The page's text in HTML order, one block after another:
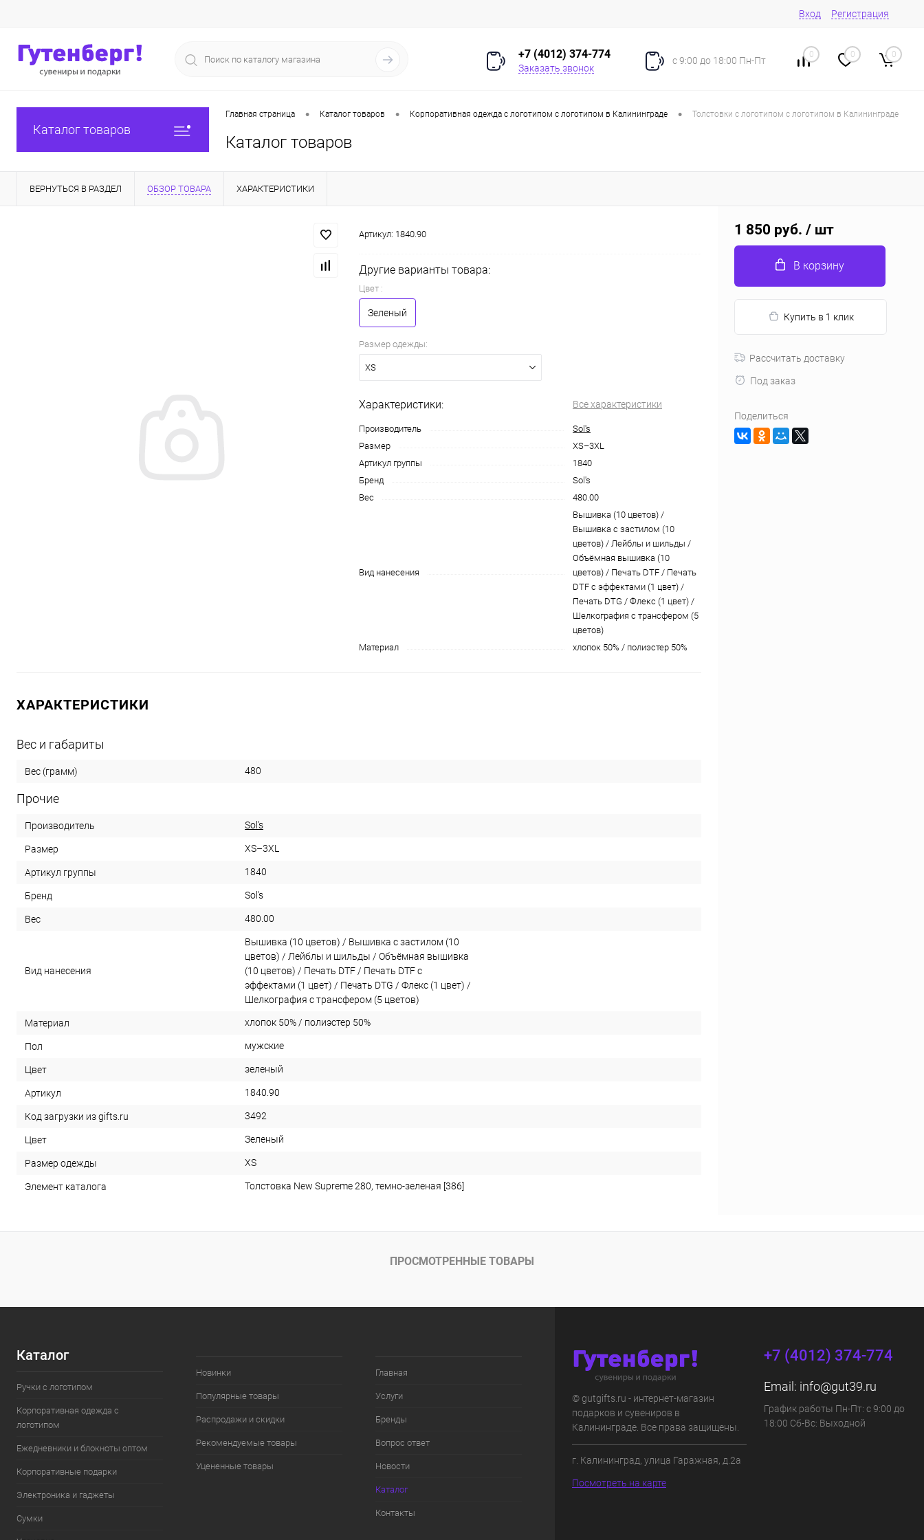
Вход Регистрация
+7 (4012) 374-774
Заказать звонок
с 9:00 до 18:00 Пн-Пт
0 0 0
Каталог товаров
Главная страница • Каталог товаров • Корпоративная одежда с логотипом с логотипом в Калининграде • Толстовки с логотипом с логотипом в Калининграде
Каталог товаров
ВЕРНУТЬСЯ В РАЗДЕЛ ОБЗОР ТОВАРА ХАРАКТЕРИСТИКИ
Артикул: 1840.90
Другие варианты товара:
Цвет :
Зеленый
Размер одежды:
XS
Характеристики: Все характеристики
Производитель
Sol's
Размер
XS–3XL
Артикул группы
1840
Бренд
Sol's
Вес
480.00
Вид нанесения
Вышивка (10 цветов) /
Вышивка с застилом (10
цветов) / Лейблы и шильды /
Объёмная вышивка (10
цветов) / Печать DTF / Печать
DTF с эффектами (1 цвет) /
Печать DTG / Флекс (1 цвет) /
Шелкография с трансфером (5
цветов)
Материал
хлопок 50% / полиэстер 50%
ХАРАКТЕРИСТИКИ
Вес и габариты
Вес (грамм) 480
Прочие
Производитель Sol's
Размер XS–3XL
Артикул группы 1840
Бренд Sol's
Вес 480.00
Вид нанесения
Вышивка (10 цветов) / Вышивка с застилом (10
цветов) / Лейблы и шильды / Объёмная вышивка
(10 цветов) / Печать DTF / Печать DTF с
эффектами (1 цвет) / Печать DTG / Флекс (1 цвет) /
Шелкография с трансфером (5 цветов)
Материал хлопок 50% / полиэстер 50%
Пол мужские
Цвет зеленый
Артикул 1840.90
Код загрузки из gifts.ru 3492
Цвет Зеленый
Размер одежды XS
Элемент каталога Толстовка New Supreme 280, темно-зеленая [386]
1 850 руб. / шт
В корзину
Купить в 1 клик
Рассчитать доставку
Под заказ
Поделиться
ПРОСМОТРЕННЫЕ ТОВАРЫ
Каталог
Ручки с логотипом
Корпоративная одежда с
логотипом
Ежедневники и блокноты оптом
Корпоративные подарки
Электроника и гаджеты
Сумки
Новинки
Популярные товары
Распродажи и скидки
Рекомендуемые товары
Уцененные товары
Главная
Услуги
Бренды
Вопрос ответ
Новости
Каталог
Контакты
© gutgifts.ru - интернет-магазин
подарков и сувениров в
Калининграде. Все права защищены.
г. Калининград, улица Гаражная, д.2а
Посмотреть на карте
+7 (4012) 374-774
Email: info@gut39.ru
График работы Пн-Пт: с 9:00 до
18:00 Сб-Вс: Выходной